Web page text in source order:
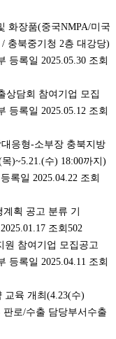
화장품(중국NMPA/미국
충북중기청 2층 대강당)
등록일 2025.05.30 조회
상담회 참여기업 모집
등록일 2025.05.12 조회
응형-소부장 충북지방
)~5.21.(수) 18:00까지)
록일 2025.04.22 조회
획 공고 분류 기
조회502
원 참여기업 모집공고
등록일 2025.04.11 조회
교육 개최(4.23(수)
판로/수출 담당부서수출